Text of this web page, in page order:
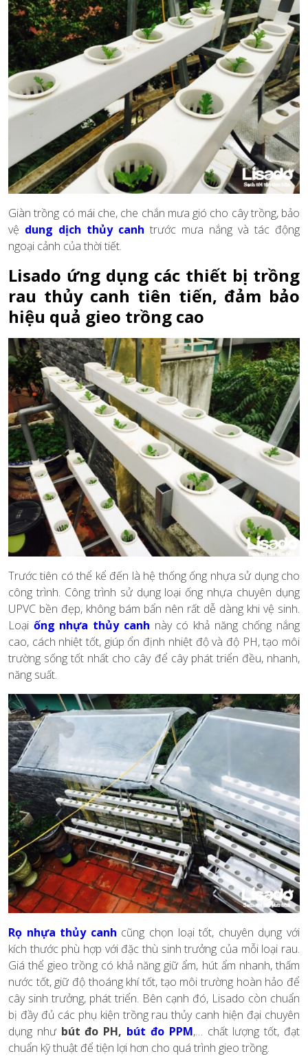
Giàn trồng có mái che, che chắn mưa gió cho cây trồng, bảo
vệ dung dịch thủy canh trước mưa nắng và tác động
ngoại cảnh của thời tiết.
Lisado ứng dụng các thiết bị trồng
rau thủy canh tiên tiến, đảm bảo
hiệu quả gieo trồng cao
Trước tiên có thể kể đến là hệ thống ống nhựa sử dụng cho
công trình. Công trình sử dụng loại ống nhựa chuyên dụng
UPVC bền đẹp, không bám bẩn nên rất dễ dàng khi vệ sinh.
Loại ống nhựa thủy canh này có khả năng chống nắng
cao, cách nhiệt tốt, giúp ổn định nhiệt độ và độ PH, tạo môi
trường sống tốt nhất cho cây để cây phát triển đều, nhanh,
năng suất.
Rọ nhựa thủy canh cũng chọn loại tốt, chuyên dụng với
kích thước phù hợp với đặc thù sinh trưởng của mỗi loại rau.
Giá thể gieo trồng có khả năng giữ ẩm, hút ẩm nhanh, thấm
nước tốt, giữ độ thoáng khí tốt, tạo môi trường hoàn hảo để
cây sinh trưởng, phát triển. Bên cạnh đó, Lisado còn chuẩn
bị đầy đủ các phụ kiện trồng rau thủy canh hiện đại chuyên
dụng như bút đo PH, bút đo PPM,… chất lượng tốt, đạt
chuẩn kỹ thuật để tiện lợi hơn cho quá trình gieo trồng.